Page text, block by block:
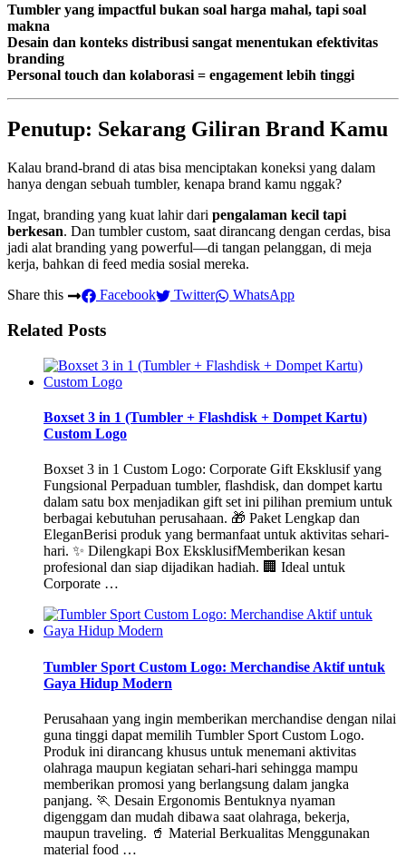
Tumbler yang impactful bukan soal harga mahal, tapi soal
makna
Desain dan konteks distribusi sangat menentukan efektivitas
branding
Personal touch dan kolaborasi = engagement lebih tinggi
Penutup: Sekarang Giliran Brand Kamu
Kalau brand-brand di atas bisa menciptakan koneksi yang dalam
hanya dengan sebuah tumbler, kenapa brand kamu nggak?
Ingat, branding yang kuat lahir dari pengalaman kecil tapi
berkesan. Dan tumbler custom, saat dirancang dengan cerdas, bisa
jadi alat branding yang powerful—di tangan pelanggan, di meja
kerja, bahkan di feed media sosial mereka.
Share this
Facebook Twitter WhatsApp
Related Posts
Boxset 3 in 1 (Tumbler + Flashdisk + Dompet Kartu)
Custom Logo
Boxset 3 in 1 Custom Logo: Corporate Gift Eksklusif yang
Fungsional Perpaduan tumbler, flashdisk, dan dompet kartu
dalam satu box menjadikan gift set ini pilihan premium untuk
berbagai kebutuhan perusahaan. 🎁 Paket Lengkap dan
EleganBerisi produk yang bermanfaat untuk aktivitas sehari-
hari. ✨ Dilengkapi Box EksklusifMemberikan kesan
profesional dan siap dijadikan hadiah. 🏢 Ideal untuk
Corporate …
Tumbler Sport Custom Logo: Merchandise Aktif untuk
Gaya Hidup Modern
Perusahaan yang ingin memberikan merchandise dengan nilai
guna tinggi dapat memilih Tumbler Sport Custom Logo.
Produk ini dirancang khusus untuk menemani aktivitas
olahraga maupun kegiatan sehari-hari sehingga mampu
memberikan promosi yang berlangsung dalam jangka
panjang. 🏃 Desain Ergonomis Bentuknya nyaman
digenggam dan mudah dibawa saat olahraga, bekerja,
maupun traveling. 🥤 Material Berkualitas Menggunakan
material food …